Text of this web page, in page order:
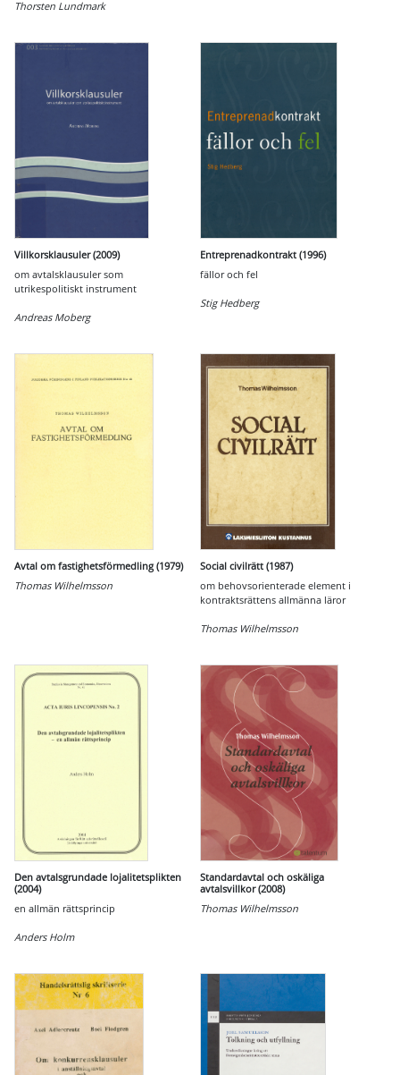
Thorsten Lundmark
Villkorsklausuler (2009)
om avtalsklausuler som
utrikespolitiskt instrument
Andreas Moberg
Entreprenadkontrakt (1996)
fällor och fel
Stig Hedberg
Avtal om fastighetsförmedling (1979)
Thomas Wilhelmsson
Social civilrätt (1987)
om behovsorienterade element i
kontraktsrättens allmänna läror
Thomas Wilhelmsson
Den avtalsgrundade lojalitetsplikten
(2004)
en allmän rättsprincip
Anders Holm
Standardavtal och oskäliga
avtalsvillkor (2008)
Thomas Wilhelmsson